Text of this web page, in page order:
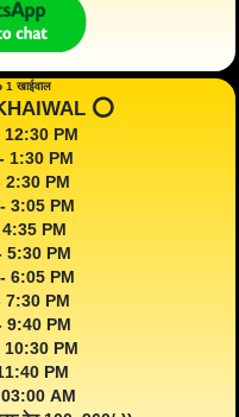
1 खाईवाल
⭕️
12:30 PM
1:30 PM
2:30 PM
3:05 PM
PM
5:30 PM
6:05 PM
7:30 PM
9:40 PM
10:30 PM
PM
03:00 AM